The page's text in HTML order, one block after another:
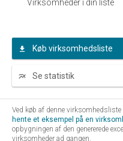
Virksomheder i din liste
Køb virksomhedsliste
Se statistik
Ved køb af denne
hente et eksempel på en
opbygningen af den genererede
virksomheder ad gangen.